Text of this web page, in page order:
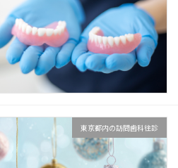
東京都内の訪問歯科往診